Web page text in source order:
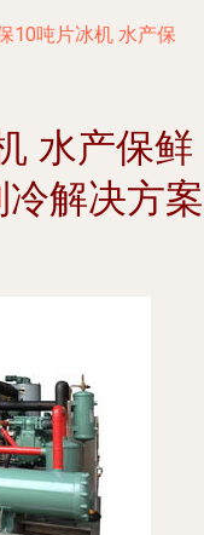
10吨片冰机 水产保
水产保鲜
解决方案